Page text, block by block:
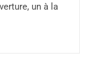
un à la